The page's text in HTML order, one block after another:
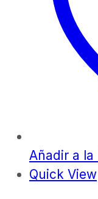
Añadir a la
Quick View